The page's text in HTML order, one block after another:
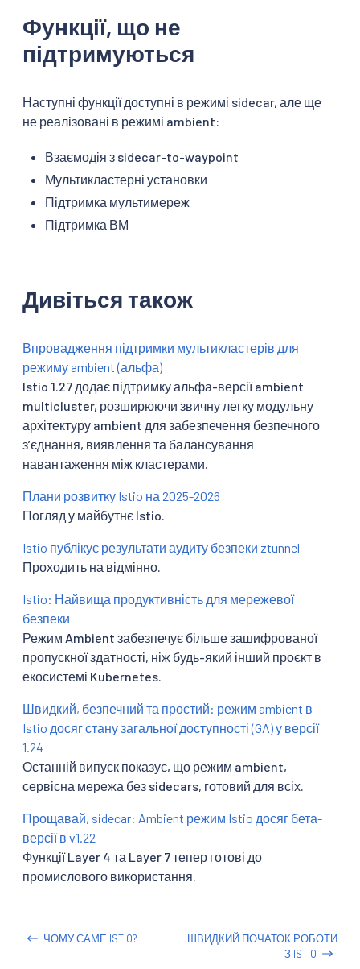
Функції, що не
підтримуються
Наступні функції доступні в режимі sidecar, але ще
не реалізовані в режимі ambient:
Взаємодія з sidecar-to-waypoint
Мультикластерні установки
Підтримка мультимереж
Підтримка ВМ
Дивіться також
Впровадження підтримки мультикластерів для
режиму ambient (альфа)
Istio 1.27 додає підтримку альфа-версії ambient
multicluster, розширюючи звичну легку модульну
архітектуру ambient для забезпечення безпечного
зʼєднання, виявлення та балансування
навантаження між кластерами.
Плани розвитку Istio на 2025-2026
Погляд у майбутнє Istio.
Istio публікує результати аудиту безпеки ztunnel
Проходить на відмінно.
Istio: Найвища продуктивність для мережевої
безпеки
Режим Ambient забезпечує більше зашифрованої
пропускної здатності, ніж будь-який інший проєкт в
екосистемі Kubernetes.
Швидкий, безпечний та простий: режим ambient в
Istio досяг стану загальної доступності (GA) у версії
1.24
Останній випуск показує, що режим ambient,
сервісна мережа без sidecars, готовий для всіх.
Прощавай, sidecar: Ambient режим Istio досяг бета-
версії в v1.22
Функції Layer 4 та Layer 7 тепер готові до
промислового використання.
ЧОМУ САМЕ ISTIO?
ШВИДКИЙ ПОЧАТОК РОБОТИ
З ISTIO